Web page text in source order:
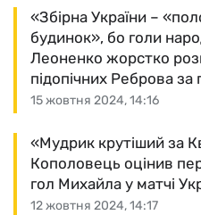
15 жовтня 2024, 14:16
«Збірна України –
будинок», бо голи
Леоненко жорстко
підопічних Реброва за
12 жовтня 2024, 14:17
«Мудрик крутіший за
Кополовець оцінив
гол Михайла у матчі